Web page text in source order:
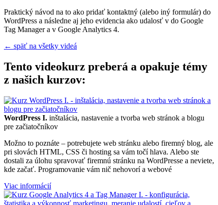
Praktický návod na to ako pridať kontaktný (alebo iný formulár) do
WordPress a následne aj jeho evidencia ako udalosť v do Google
Tag Manager a v Google Analytics 4.
← späť na všetky videá
Tento videokurz preberá a opakuje témy
z našich kurzov:
WordPress I. inštalácia, nastavenie a tvorba web stránok a blogu
pre začiatočníkov
Možno to poznáte – potrebujete web stránku alebo firemný blog, ale
pri slovách HTML, CSS či hosting sa vám točí hlava. Alebo ste
dostali za úlohu spravovať firemnú stránku na WordPresse a neviete,
kde začať. Programovanie vám nič nehovorí a webové
Viac informácií